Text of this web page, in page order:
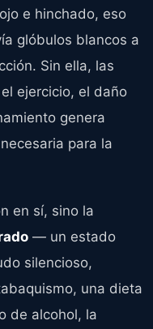
e hinchado, eso
glóbulos blancos a
Sin ella, las
ejercicio, el daño
genera
para la
en sí, sino la
— un estado
silencioso,
una dieta
de alcohol, la